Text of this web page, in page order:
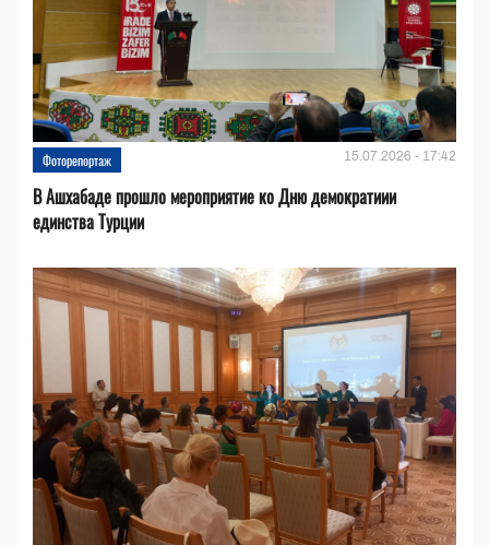
Фоторепортаж 15.07.2026 - 17:42
В Ашхабаде прошло мероприятие ко Дню демократиии
единства Турции